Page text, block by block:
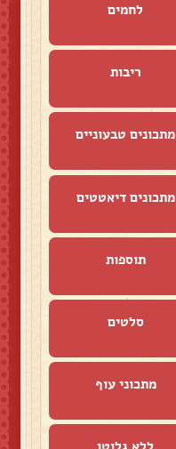
לחמים
ריבות
מתכונים טבעוניים
מתכונים דיאטטים
תוספות
סלטים
מתכוני עוף